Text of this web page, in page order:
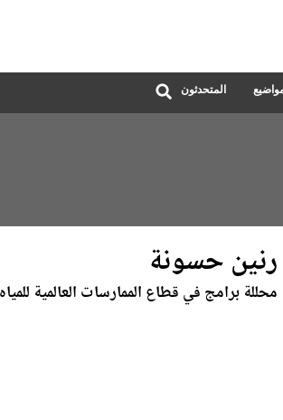
المتحدثون Global
Search
رنين حسونة
محللة برامج في قطاع الممارسات العالمية للمياه